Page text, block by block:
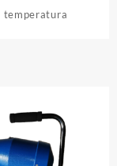
temperatura